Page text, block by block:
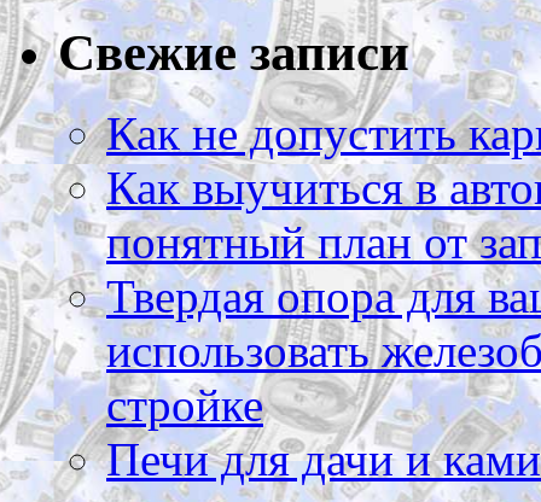
Свежие записи
Как не допустить
Как выучиться в
понятный план от
Твердая опора для
использовать
стройке
Печи для дачи и